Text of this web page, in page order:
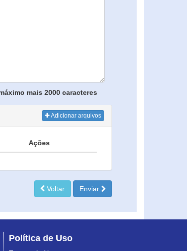
mais 2000 caracteres
Adicionar arquivos
Ações
Voltar Enviar
Política de Uso